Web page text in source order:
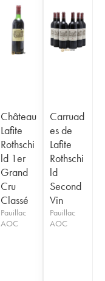
Château
Lafite
Rothschi
ld 1er
Grand
Cru
Classé
Pauillac
AOC
Carruad
es de
Lafite
Rothschi
ld
Second
Vin
Pauillac
AOC